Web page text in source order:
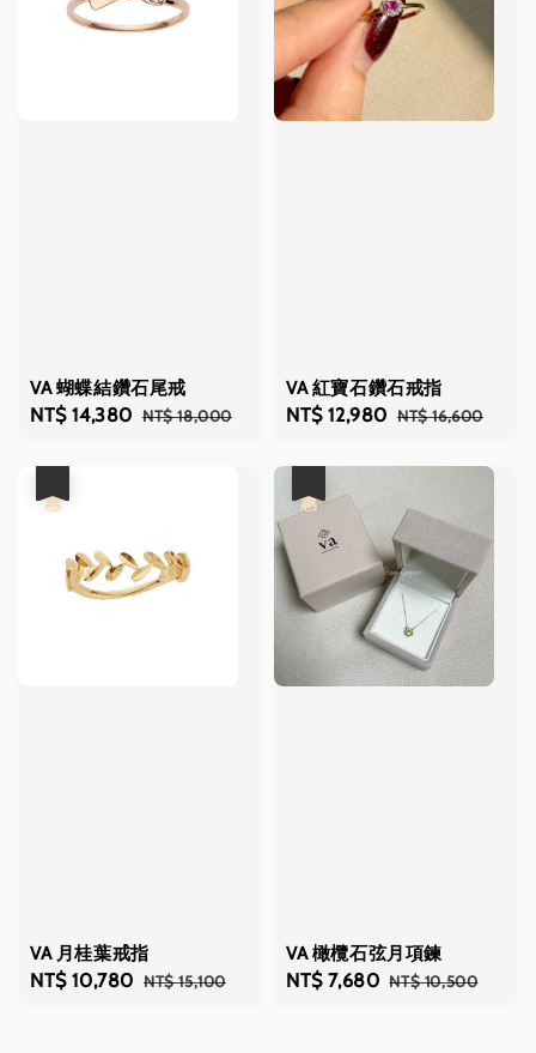
VA 蝴蝶結鑽石尾戒
Sale
NT$ 14,380 Regular
NT$ 18,000
VA 紅寶石鑽石戒指
Sale
NT$ 12,980 Regular
NT$ 16,600
VA 月桂葉戒指
Sale
NT$ 10,780 Regular
NT$ 15,100
VA 橄欖石弦月項鍊
Sale
NT$ 7,680 Regular
NT$ 10,500